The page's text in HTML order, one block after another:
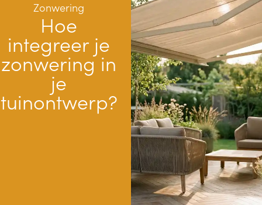
Zonwering
Hoe
integreer je
zonwering in
je
tuinontwerp?